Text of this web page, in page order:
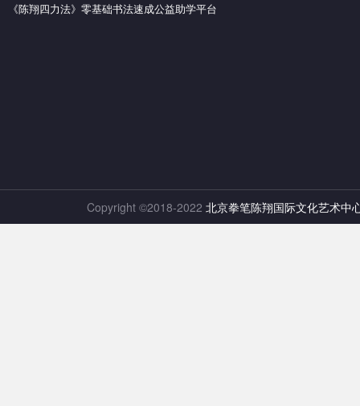
《陈翔四力法》零基础书法速成公益助学平台
Copyright ©2018-2022 北京拳笔陈翔国际文化艺术中